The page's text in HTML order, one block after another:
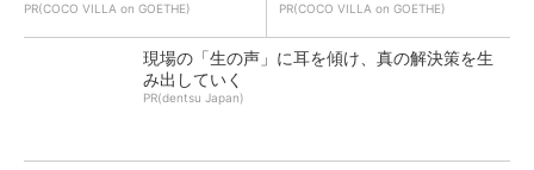
PR(COCO VILLA on GOETHE) PR(COCO VILLA on GOETHE)
現場の「生の声」に耳を傾け、真の解決策を生
み出していく
PR(dentsu Japan)